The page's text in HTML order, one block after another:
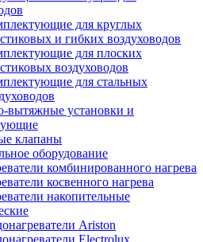
для круглых
и гибких воздуховодов
для плоских
воздуховодов
для стальных
вытяжные установки и
клапаны
оборудование
комбинированного нагрева
косвенного нагрева
накопительные
Ariston